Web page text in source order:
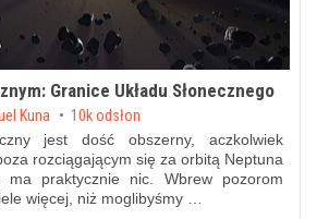
Granice Układu Słonecznego
Kuna 10k odsłon
jest dość obszerny, aczkolwiek
rozciągającym się za orbitą Neptuna
ma praktycznie nic. Wbrew pozorom
więcej, niż moglibyśmy …